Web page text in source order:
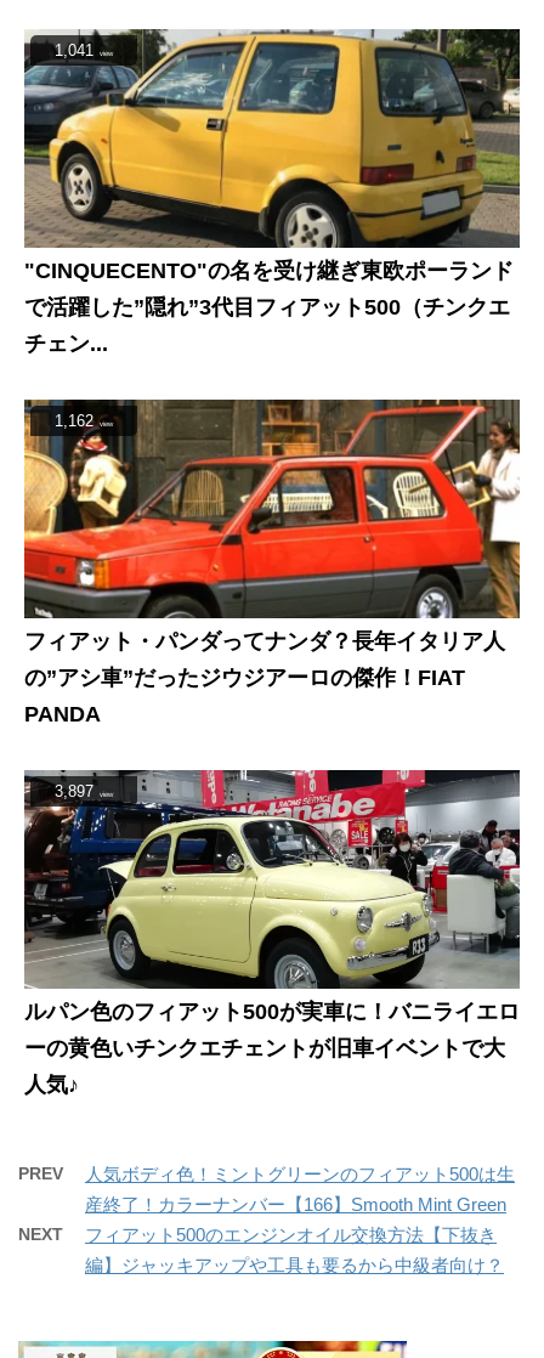
1,041 view
"CINQUECENTO"の名を受け継ぎ東欧ポーランド
で活躍した”隠れ”3代目フィアット500（チンクエ
チェン...
1,162 view
フィアット・パンダってナンダ？長年イタリア人
の”アシ車”だったジウジアーロの傑作！FIAT
PANDA
3,897 view
ルパン色のフィアット500が実車に！バニライエロ
ーの黄色いチンクエチェントが旧車イベントで大
人気♪
PREV
人気ボディ色！ミントグリーンのフィアット500は生
産終了！カラーナンバー【166】Smooth Mint Green
NEXT
フィアット500のエンジンオイル交換方法【下抜き
編】ジャッキアップや工具も要るから中級者向け？